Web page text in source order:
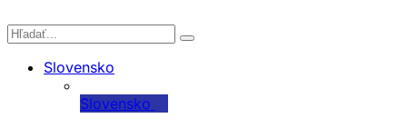
Slovensko
Slovensko